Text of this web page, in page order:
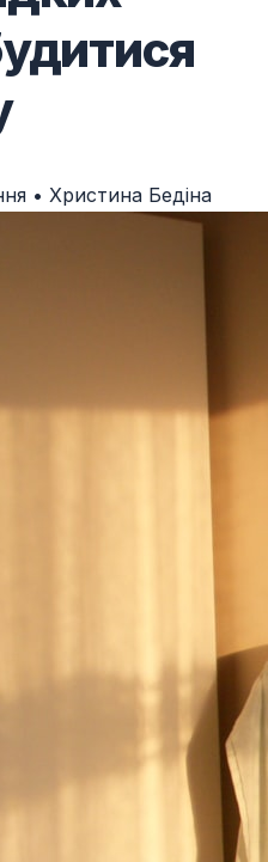
• Христина Бедіна